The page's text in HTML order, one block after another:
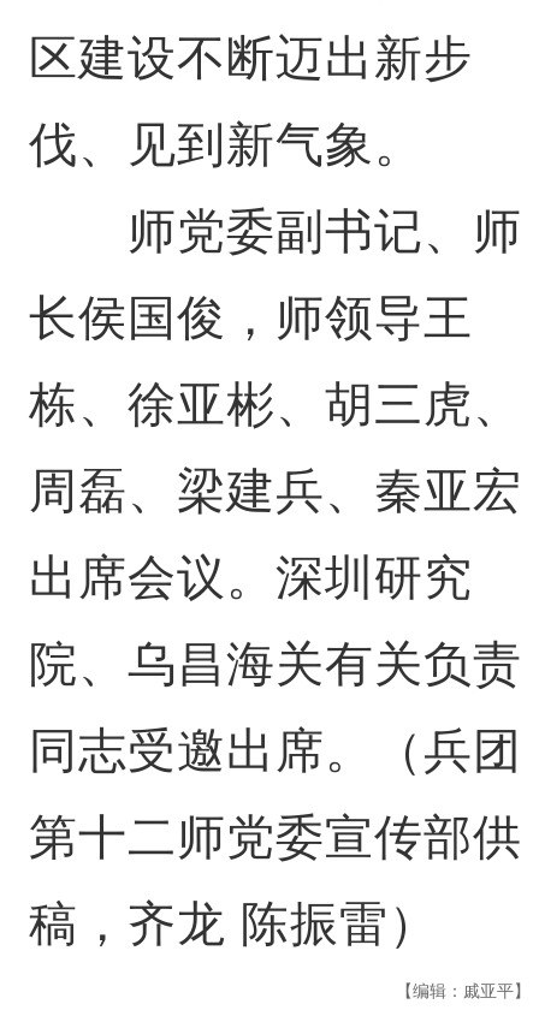
区建设不断迈出新步
伐、见到新气象。
师党委副书记、师
长侯国俊，师领导王
栋、徐亚彬、胡三虎、
周磊、梁建兵、秦亚宏
出席会议。深圳研究
院、乌昌海关有关负责
同志受邀出席。（兵团
第十二师党委宣传部供
稿，齐龙 陈振雷）
【编辑：戚亚平】